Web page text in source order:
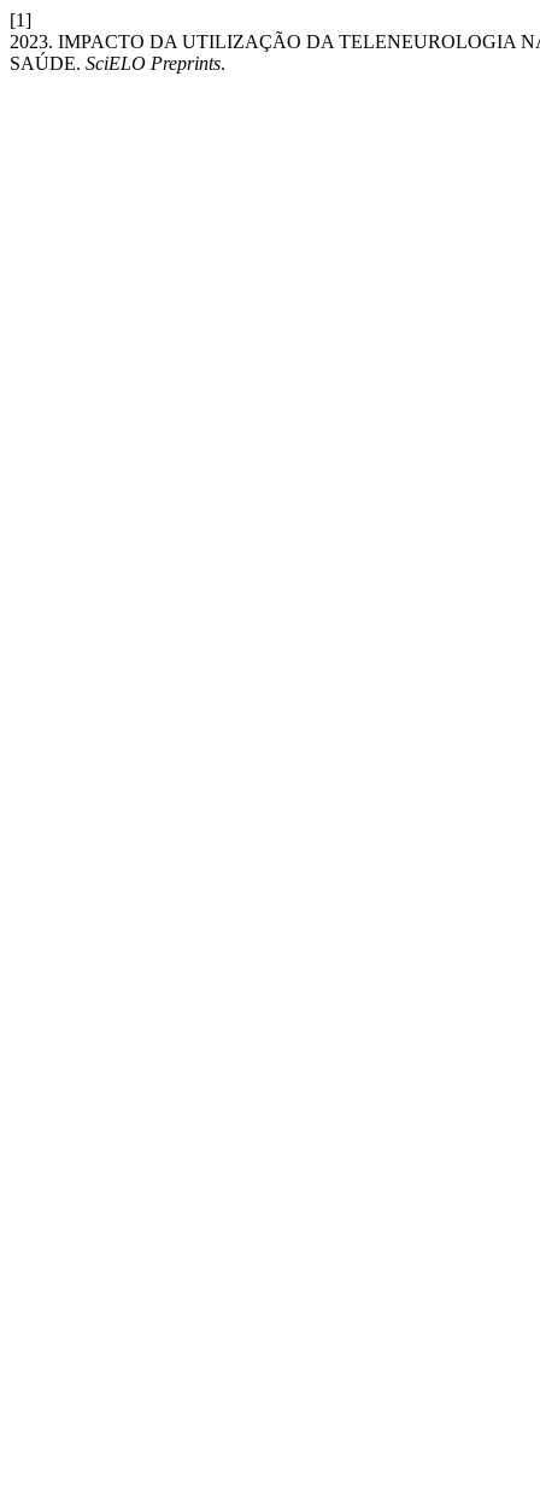
[1]
2023. IMPACTO DA UTILIZAÇÃO DA TELENEUROLOGIA
SAÚDE. SciELO Preprints.